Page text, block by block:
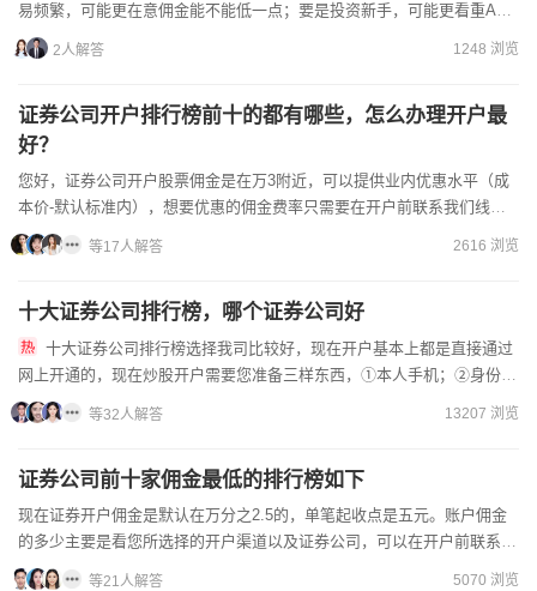
易频繁，可能更在意佣金能不能低一点；要是投资新手，可能更看重APP
好不好用、有没有人指导。有的券商佣金有优惠，有的服务...
2人解答 1248 浏览
证券公司开户排行榜前十的都有哪些，怎么办理开户最
好？
您好，证券公司开户股票佣金是在万3附近，可以提供业内优惠水平（成
本价-默认标准内），想要优惠的佣金费率只需要在开户前联系我们线上
客户经理，商谈后即可轻松获取低价标准的，这样可以为后期交...
等17人解答 2616 浏览
十大证券公司排行榜，哪个证券公司好
网上开通的，现在炒股开户需要您准备三样东西，①本人手机；②身份证
原件；③银行卡。开户审核通过之后一般是在交易日的当...
等32人解答 13207 浏览
证券公司前十家佣金最低的排行榜如下
现在证券开户佣金是默认在万分之2.5的，单笔起收点是五元。账户佣金
的多少主要是看您所选择的开户渠道以及证券公司，可以在开户前联系客
户经理下调佣金，因为线上的客户经理可以免费帮您降低佣金...
等21人解答 5070 浏览